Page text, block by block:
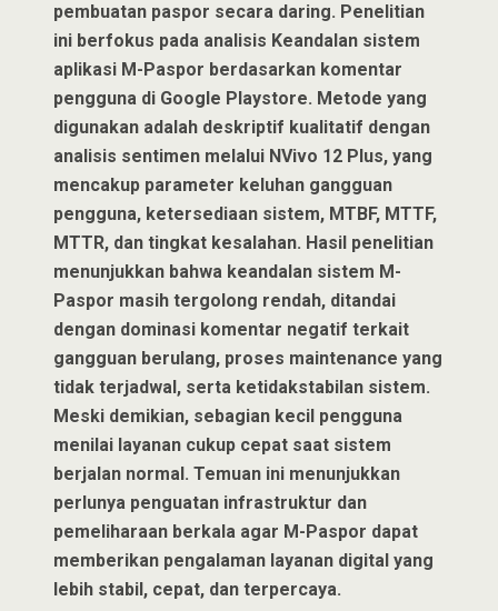
pembuatan paspor secara daring. Penelitian
ini berfokus pada analisis Keandalan sistem
aplikasi M-Paspor berdasarkan komentar
pengguna di Google Playstore. Metode yang
digunakan adalah deskriptif kualitatif dengan
analisis sentimen melalui NVivo 12 Plus, yang
mencakup parameter keluhan gangguan
pengguna, ketersediaan sistem, MTBF, MTTF,
MTTR, dan tingkat kesalahan. Hasil penelitian
menunjukkan bahwa keandalan sistem M-
Paspor masih tergolong rendah, ditandai
dengan dominasi komentar negatif terkait
gangguan berulang, proses maintenance yang
tidak terjadwal, serta ketidakstabilan sistem.
Meski demikian, sebagian kecil pengguna
menilai layanan cukup cepat saat sistem
berjalan normal. Temuan ini menunjukkan
perlunya penguatan infrastruktur dan
pemeliharaan berkala agar M-Paspor dapat
memberikan pengalaman layanan digital yang
lebih stabil, cepat, dan terpercaya.